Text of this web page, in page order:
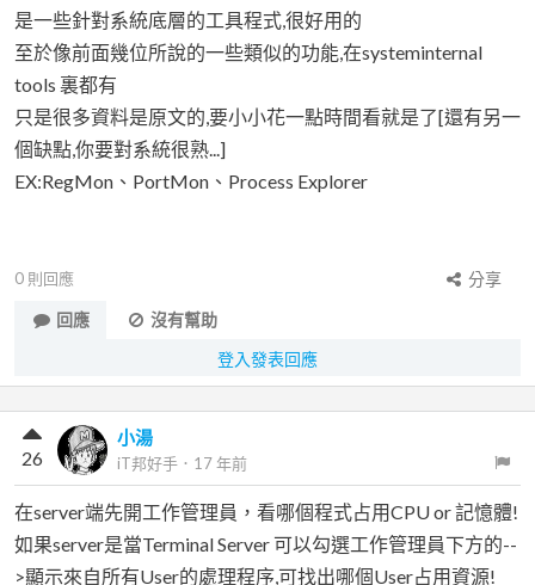
是一些針對系統底層的工具程式,很好用的
至於像前面幾位所說的一些類似的功能,在systeminternal
tools 裏都有
只是很多資料是原文的,要小小花一點時間看就是了[還有另一
個缺點,你要對系統很熟...]
EX:RegMon、PortMon、Process Explorer
0 則回應
分享
回應
沒有幫助
登入發表回應
小湯
iT邦好手 ． 17 年前
26
在server端先開工作管理員，看哪個程式占用CPU or 記憶體!
如果server是當Terminal Server 可以勾選工作管理員下方的--
>顯示來自所有User的處理程序,可找出哪個User占用資源!